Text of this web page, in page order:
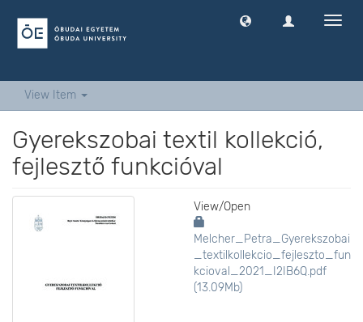
View Item
Gyerekszobai textil kollekció,
fejlesztő funkcióval
View/Open
Melcher_Petra_Gyerekszobai
_textilkollekcio_fejleszto_fun
kcioval_2021_I2IB6Q.pdf
(13.09Mb)